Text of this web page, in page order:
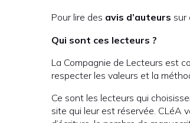
Pour lire des avis d’auteurs sur
Qui sont ces lecteurs ?
La Compagnie de Lecteurs est
respecter les valeurs et la
Ce sont les lecteurs qui
site qui leur est réservée. CLéA